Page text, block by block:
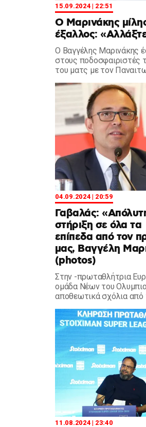
15.09.2024 | 22:51
Ο Μαρινάκης
έξαλλος:
Ο Βαγγέλης Μαρινάκης
στους ποδοσφαιριστές
του ματς με τον
04.09.2024 | 20:59
Γαβαλάς:
στήριξη σε όλα τα
επίπεδα από τον
μας, Βαγγέλη
(photos)
Στην -πρωταθλήτρια
ομάδα Νέων του
αποθεωτικά σχόλια από
στήριξη του ηγέτη,
Μαρινάκη, αναφέρθηκε ο
11.08.2024 | 23:40